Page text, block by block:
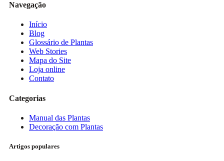
Navegação
Início
Blog
Glossário de Plantas
Web Stories
Mapa do Site
Loja online
Contato
Categorias
Manual das Plantas
Decoração com Plantas
Artigos populares